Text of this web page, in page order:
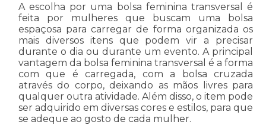
A escolha por uma bolsa feminina transversal é
feita por mulheres que buscam uma bolsa
espaçosa para carregar de forma organizada os
mais diversos itens que podem vir a precisar
durante o dia ou durante um evento. A principal
vantagem da bolsa feminina transversal é a forma
com que é carregada, com a bolsa cruzada
através do corpo, deixando as mãos livres para
qualquer outra atividade. Além disso, o item pode
ser adquirido em diversas cores e estilos, para que
se adeque ao gosto de cada mulher.